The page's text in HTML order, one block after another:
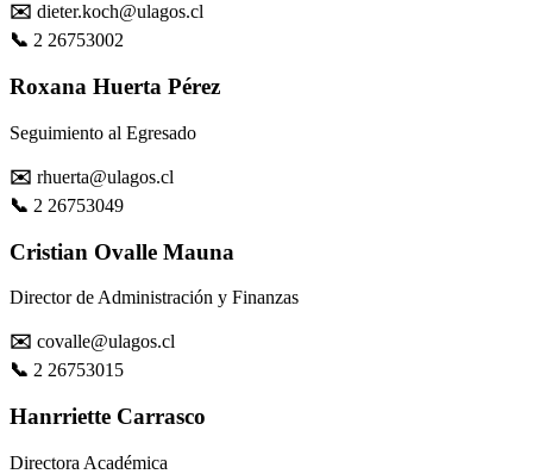
✉️ dieter.koch@ulagos.cl
📞 2 26753002
Roxana Huerta Pérez
Seguimiento al Egresado
✉️ rhuerta@ulagos.cl
📞 2 26753049
Cristian Ovalle Mauna
Director de Administración y Finanzas
✉️ covalle@ulagos.cl
📞 2 26753015
Hanrriette Carrasco
Directora Académica